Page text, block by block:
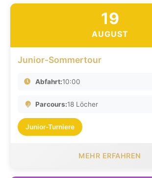
19
AUGUST
Junior-Sommertour
Abfahrt:10:00
Parcours:18 Löcher
Junior-Turniere
MEHR ERFAHREN